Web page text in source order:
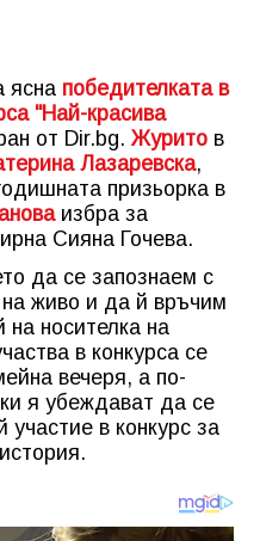
ясна победителката в
"Най-красива
от Dir.bg. Журито в
Лазаревска,
призьорка в
избра за
Сияна Гочева.
да се запознаем с
живо и да й връчим
на носителка на
в конкурса се
вечеря, а по-
я убеждават да се
в конкурс за